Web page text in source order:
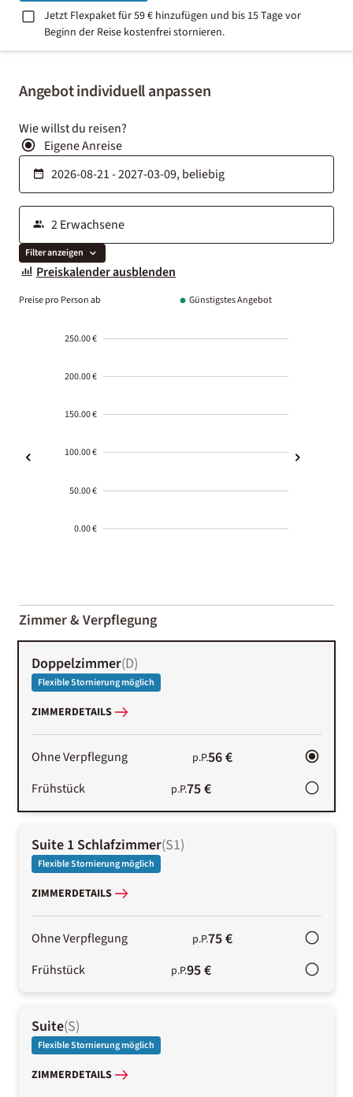
Angebot individuell anpassen
Wie willst du reisen?
Eigene Anreise
Filter anzeigen
Preiskalender ausblenden
Preise pro Person ab Günstigstes Angebot
250.00 €
200.00 €
150.00 €
100.00 €
50.00 €
0.00 €
01-02
Zimmer & Verpflegung
Doppelzimmer(D)
Flexible Stornierung möglich
ZIMMERDETAILS
Ohne Verpflegung p.P.56 €
Frühstück p.P.75 €
Suite 1 Schlafzimmer(S1)
Flexible Stornierung möglich
ZIMMERDETAILS
Ohne Verpflegung p.P.75 €
Frühstück p.P.95 €
Suite(S)
Flexible Stornierung möglich
ZIMMERDETAILS
Jetzt Flexpaket für 59 € hinzufügen und bis 15 Tage vor
Beginn der Reise kostenfrei stornieren.